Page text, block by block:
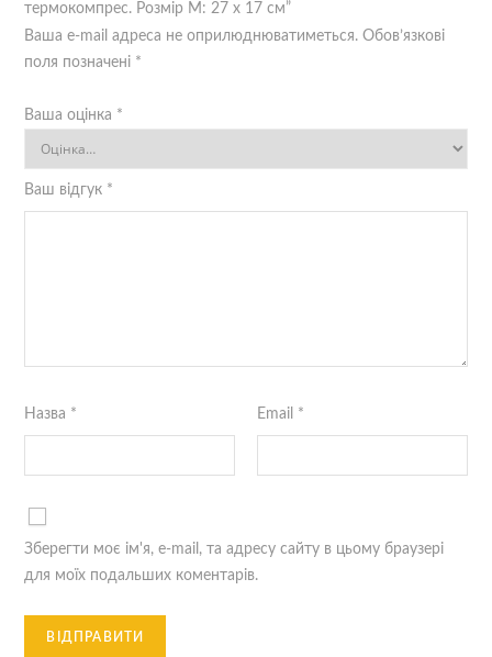
термокомпрес. Розмір M: 27 x 17 см”
Ваша e-mail адреса не оприлюднюватиметься. Обов’язкові
поля позначені *
Ваша оцінка *
Ваш відгук *
Назва * Email *
Зберегти моє ім'я, e-mail, та адресу сайту в цьому браузері
для моїх подальших коментарів.